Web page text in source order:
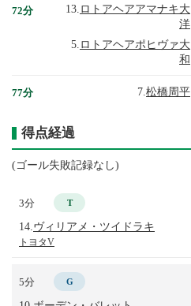
72分 13. ロトアヘアアマナキ大
洋
5. ロトアヘアポヒヴァ大
和
77分 7. 松橋周平
得点経過
(ゴール失敗記録なし)
3分 T
14. ヴィリアメ・ツイドラキ
トヨタV
5分 G